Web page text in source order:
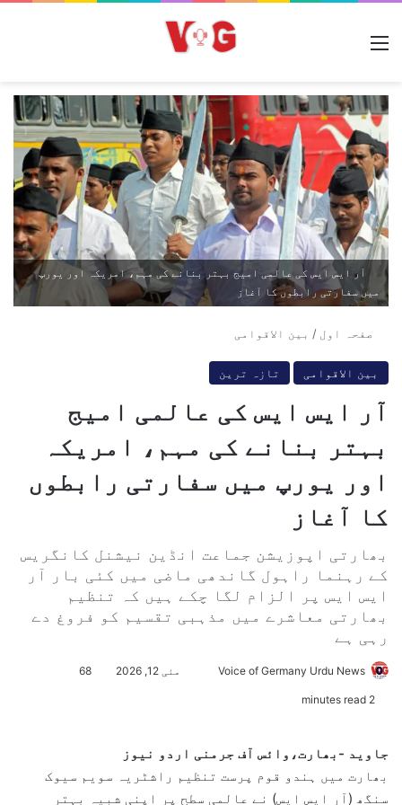
آر ایس ایس کی عالمی امیج بہتر بنانے کی مہم، امریکہ اور یورپ
میں سفارتی رابطوں کا آغاز
صفحہ اول / بین الاقوامی
بین الاقوامی تازہ ترین
آر ایس ایس کی عالمی امیج
بہتر بنانے کی مہم، امریکہ
اور یورپ میں سفارتی رابطوں
کا آغاز
بھارتی اپوزیشن جماعت انڈین نیشنل کانگریس
کے رہنما راہول گاندھی ماضی میں کئی بار آر
ایس ایس پر الزام لگا چکے ہیں کہ تنظیم
بھارتی معاشرے میں مذہبی تقسیم کو فروغ دے
رہی ہے
Voice of Germany Urdu News
a
n
e
مئی 12, 2026 68
جاوید -بھارت،وائس آف جرمنی اردو نیوز
بھارت میں ہندو قوم پرست تنظیم راشٹریہ سویم سیوک
سنگھ (آر ایس ایس) نے عالمی سطح پر اپنی شبیہ بہتر